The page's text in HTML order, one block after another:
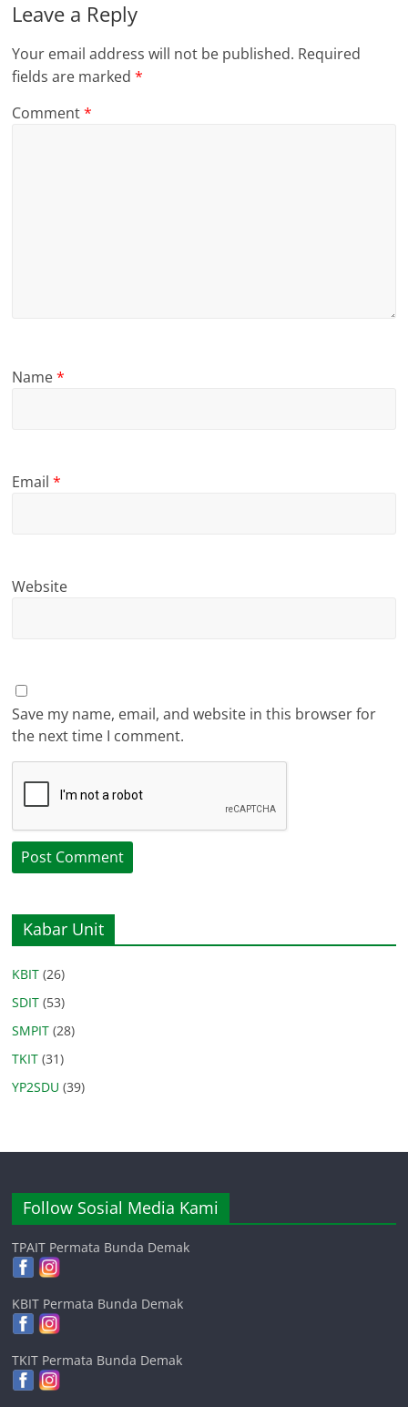
Leave a Reply
Your email address will not be published. Required
fields are marked*
Comment*
Name*
Email*
Website
Save my name, email, and website in this browser for
the next time I comment.
Kabar Unit
KBIT (26)
SDIT (53)
SMPIT (28)
TKIT (31)
YP2SDU (39)
Follow Sosial Media Kami
TPAIT Permata Bunda Demak
KBIT Permata Bunda Demak
TKIT Permata Bunda Demak